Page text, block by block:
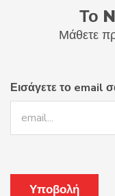
Το
Μάθετε
Εισάγετε το email